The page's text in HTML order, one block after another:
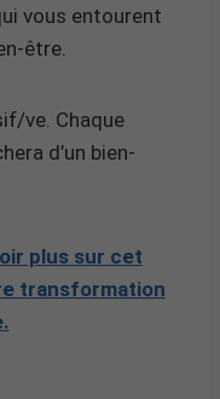
vous entourent
être.
ve. Chaque
d’un bien-
plus sur cet
transformation